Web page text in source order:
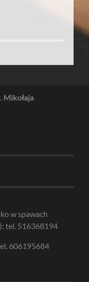
Mikołaja
w spawach
tel. 516368194
606195684